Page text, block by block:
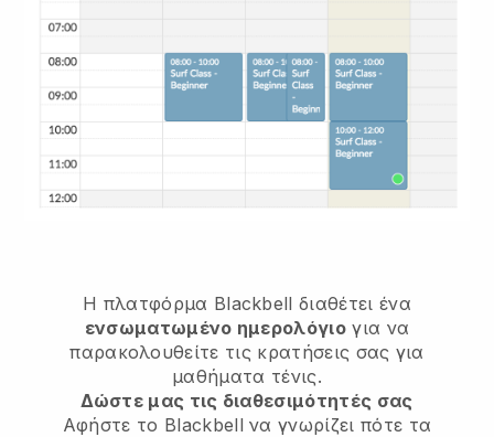
Η πλατφόρμα Blackbell διαθέτει ένα
ενσωματωμένο ημερολόγιο για να
παρακολουθείτε τις κρατήσεις σας για
μαθήματα τένις.
Δώστε μας τις διαθεσιμότητές σας
Αφήστε το Blackbell να γνωρίζει πότε τα